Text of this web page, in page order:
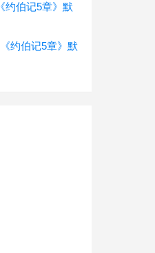
《约伯记5章》默
《约伯记5章》默